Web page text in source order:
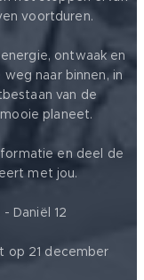
voortduren.
ontwaak en
naar binnen, in
van de
planeet.
en deel de
met jou.
Daniël 12
op 21 december